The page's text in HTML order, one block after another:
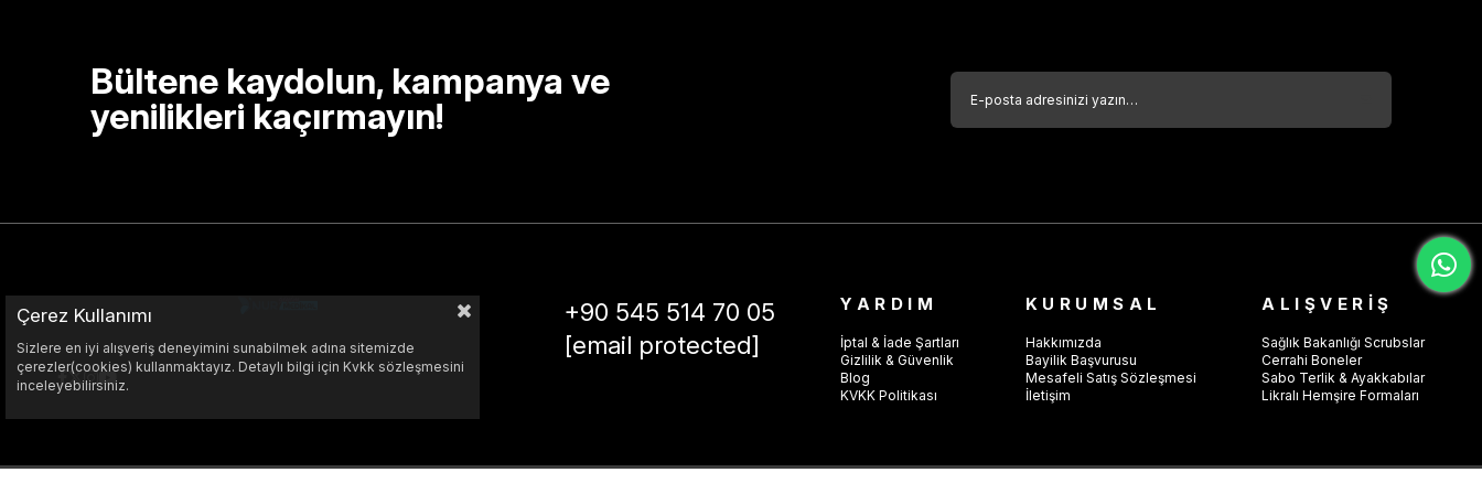
Klinik, Hastane ve Poliklinik çalışanları
erkek scrubs takım, doktor forma takımı, hemşir forması
erkek, bordo scrubs, polo yaka scrubs, sağlık çalışanı
Bültene kaydolun, kampanya ve
yenilikleri kaçırmayın!
+90 545 514 70 05
[email protected]
YARDIM
İptal & İade Şartları
Gizlilik & Güvenlik
Blog
KVKK Politikası
KURUMSAL
Hakkımızda
Bayilik Başvurusu
Mesafeli Satış Sözleşmesi
İletişim
ALIŞVERİŞ
Sağlık Bakanlığı Scrubslar
Cerrahi Boneler
Sabo Terlik & Ayakkabılar
Likralı Hemşire Formaları
Çerez Kullanımı
Sizlere en iyi alışveriş deneyimini sunabilmek adına sitemizde
çerezler(cookies) kullanmaktayız. Detaylı bilgi için Kvkk sözleşmesini
inceleyebilirsiniz.